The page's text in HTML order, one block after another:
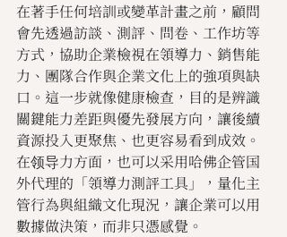
在著手任何培訓或變革計畫之前，顧問
會先透過訪談、測評、問卷、工作坊等
方式，協助企業檢視在領導力、銷售能
力、團隊合作與企業文化上的強項與缺
口。這一步就像健康檢查，目的是辨識
關鍵能力差距與優先發展方向，讓後續
資源投入更聚焦、也更容易看到成效。
在领导力方面，也可以采用哈佛企管国
外代理的「領導力測評工具」，量化主
管行為與組織文化現況，讓企業可以用
數據做決策，而非只憑感覺。